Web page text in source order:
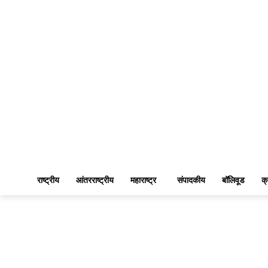
राष्ट्रीय आंतरराष्ट्रीय महाराष्ट्र संपादकीय बॉलिवूड